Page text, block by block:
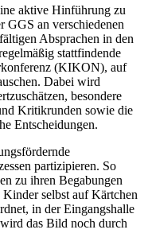
aktive Hinführung zu
GGS an verschiedenen
Absprachen in den
stattfindende
(KIKON), auf
Dabei wird
besondere
Kritikrunden sowie die
Entscheidungen.
partizipieren. So
zu ihren Begabungen
selbst auf Kärtchen
in der Eingangshalle
das Bild noch durch